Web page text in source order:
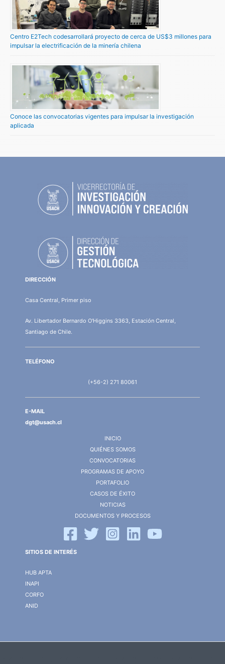
Centro E2Tech codesarrollará proyecto de cerca de US$3 millones para
impulsar la electrificación de la minería chilena
Conoce las convocatorias vigentes para impulsar la investigación
aplicada
DIRECCIÓN
Casa Central, Primer piso
Av. Libertador Bernardo O'Higgins 3363, Estación Central,
Santiago de Chile.
TELÉFONO
(+56-2) 271 80061
E-MAIL
dgt@usach.cl
INICIO
QUIÉNES SOMOS
CONVOCATORIAS
PROGRAMAS DE APOYO
PORTAFOLIO
CASOS DE ÉXITO
NOTICIAS
DOCUMENTOS Y PROCESOS
SITIOS DE INTERÉS
HUB APTA
INAPI
CORFO
ANID